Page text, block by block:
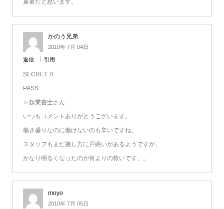
重要だと思います。
かのう兄弟
2010年 7月 04日
返信 引用
SECRET: 0
PASS:
＞起業書士さん
いつもコメントありがとうございます。
働き盛りなのに働けないのも辛いですね。
スタッフもまだ接し方に戸惑いがあるようですが、
かなり明るくなったのが何よりの救いです。。
moyo
2010年 7月 05日